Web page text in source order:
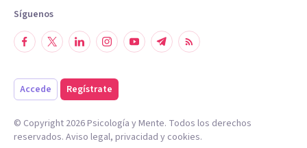
Síguenos
Accede Regístrate
© Copyright 2026Psicología y Mente. Todos los derechos
reservados. Aviso legal, privacidad y cookies.